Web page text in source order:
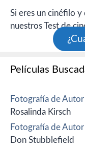
Si eres un cinéfilo
nuestros Test de
Películas
Fotografía de
Rosalinda Kirsch
Fotografía de
Don Stubblefield